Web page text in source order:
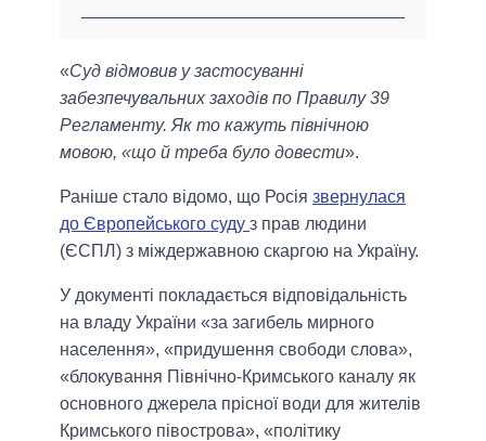
«Суд відмовив у застосуванні
забезпечувальних заходів по Правилу 39
Регламенту. Як то кажуть північною
мовою, «що й треба було довести».
Раніше стало відомо, що Росія звернулася
до Європейського суду з прав людини
(ЄСПЛ) з міждержавною скаргою на Україну.
У документі покладається відповідальність
на владу України «за загибель мирного
населення», «придушення свободи слова»,
«блокування Північно-Кримського каналу як
основного джерела прісної води для жителів
Кримського півострова», «політику